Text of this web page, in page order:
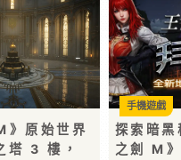
》原始世界
塔 3 樓，
探索暗黑
之劍 M
手機遊戲